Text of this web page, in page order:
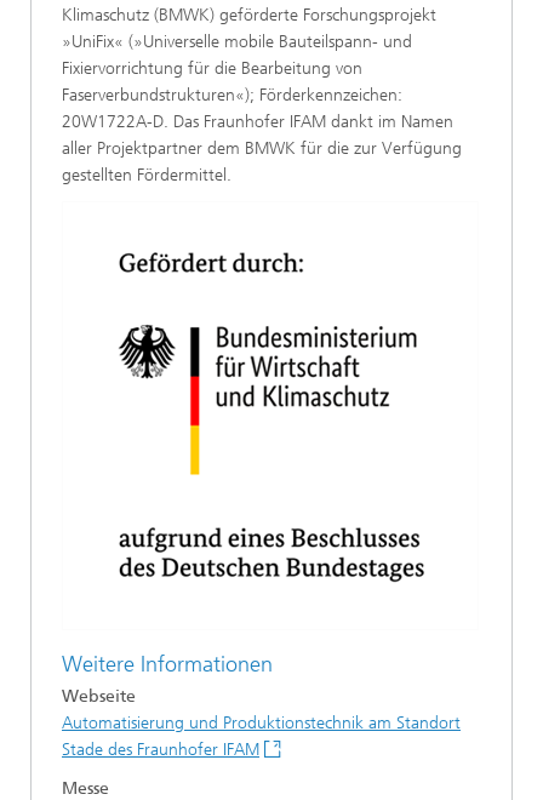
Klimaschutz (BMWK) geförderte Forschungsprojekt
»UniFix« (»Universelle mobile Bauteilspann- und
Fixiervorrichtung für die Bearbeitung von
Faserverbundstrukturen«); Förderkennzeichen:
20W1722A-D. Das Fraunhofer IFAM dankt im Namen
aller Projektpartner dem BMWK für die zur Verfügung
gestellten Fördermittel.
Weitere Informationen
Webseite
Automatisierung und Produktionstechnik am Standort
Stade des Fraunhofer IFAM
Messe